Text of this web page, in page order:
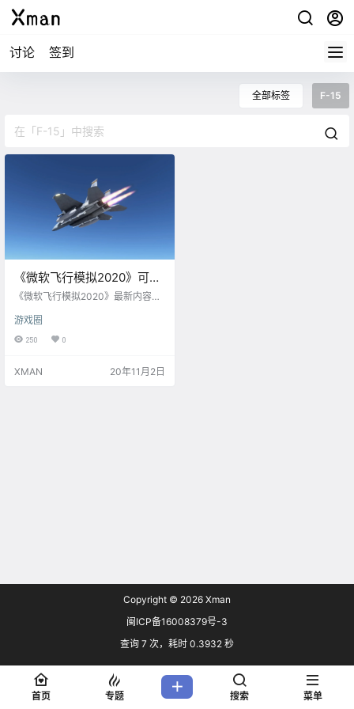
讨论 签到
全部标签 F-15
《微软飞行模拟2020》可驾
驶F-15战斗机！
《微软飞行模拟2020》最新内容，
飞行模拟2020》已于8月18日发
售，首发登陆了PC端Xbox Game P
过3万7千个机场、2百万个城市、15
游戏圈
250 0
XMAN 20年11月2日
Copyright © 2026 Xman
闽ICP备16008379号-3
查询 7 次，耗时 0.3932 秒
首页 专题 搜索 菜单